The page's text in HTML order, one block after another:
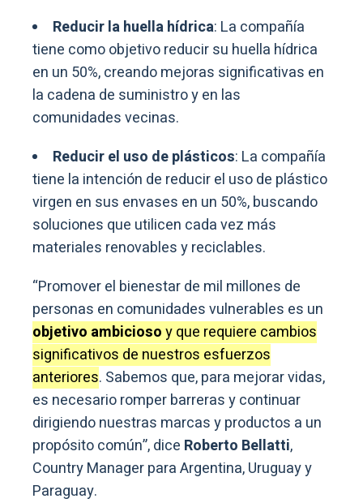
Reducir la huella hídrica: La compañía
tiene como objetivo reducir su huella hídrica
en un 50%, creando mejoras significativas en
la cadena de suministro y en las
comunidades vecinas.
Reducir el uso de plásticos: La compañía
tiene la intención de reducir el uso de plástico
virgen en sus envases en un 50%, buscando
soluciones que utilicen cada vez más
materiales renovables y reciclables.
“Promover el bienestar de mil millones de
personas en comunidades vulnerables es un
objetivo ambiciosoy que requiere cambios
significativos de nuestros esfuerzos
anteriores. Sabemos que, para mejorar vidas,
es necesario romper barreras y continuar
dirigiendo nuestras marcas y productos a un
propósito común”, dice Roberto Bellatti,
Country Manager para Argentina, Uruguay y
Paraguay.